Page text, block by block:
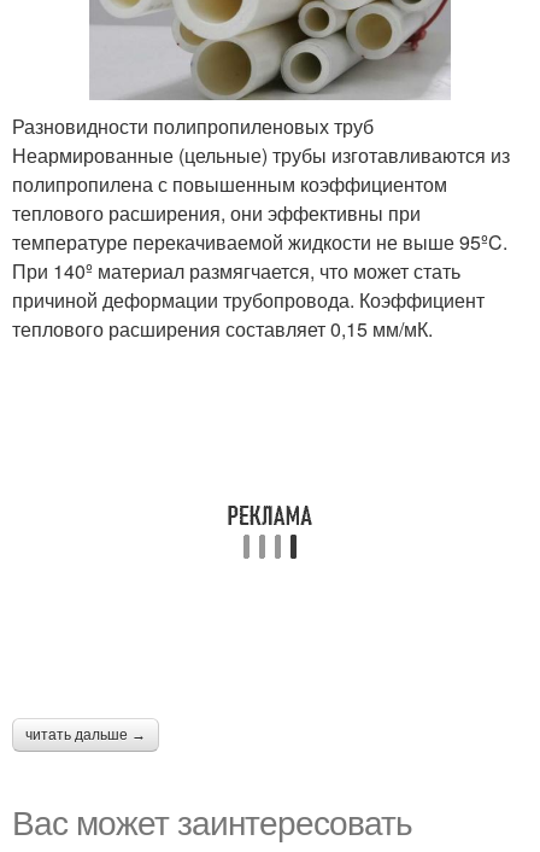
Разновидности полипропиленовых труб
Неармированные (цельные) трубы изготавливаются из
полипропилена с повышенным коэффициентом
теплового расширения, они эффективны при
температуре перекачиваемой жидкости не выше 95ºC.
При 140º материал размягчается, что может стать
причиной деформации трубопровода. Коэффициент
теплового расширения составляет 0,15 мм/мК.
читать дальше →
Вас может заинтересовать